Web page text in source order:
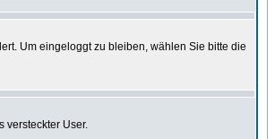
Um eingeloggt zu bleiben, wählen Sie bitte die
versteckter User.